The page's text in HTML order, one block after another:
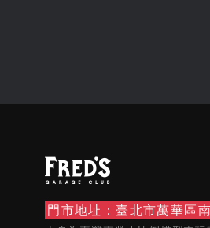
門市地址：臺北市萬華區